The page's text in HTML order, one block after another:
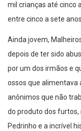
mil crianças até cinco
entre cinco a sete
Ainda jovem,
depois de ter sido
por um dos irmãos e
ossos que alimentava
anônimos que não
do produto dos furtos,
Pedrinho e a incrível